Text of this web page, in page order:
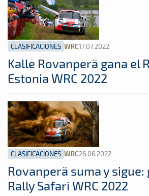
CLASIFICACIONES WRC17.07.2022
Kalle Rovanperä gana el
Estonia WRC 2022
CLASIFICACIONES WRC26.06.2022
Rovanperä suma y
Rally Safari WRC 2022